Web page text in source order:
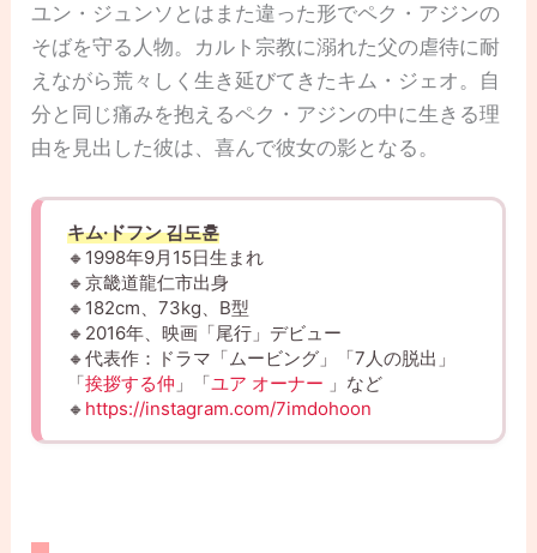
ユン・ジュンソとはまた違った形でペク・アジンの
そばを守る人物。カルト宗教に溺れた父の虐待に耐
えながら荒々しく生き延びてきたキム・ジェオ。自
分と同じ痛みを抱えるペク・アジンの中に生きる理
由を見出した彼は、喜んで彼女の影となる。
キム·ドフン 김도훈
🔸1998年9月15日生まれ
🔸京畿道龍仁市出身
🔸182cm、73kg、B型
🔸2016年、映画「尾行」デビュー
🔸代表作：ドラマ「ムービング」「7人の脱出」
「挨拶する仲 」「ユア オーナー 」など
🔸 https://instagram.com/7imdohoon